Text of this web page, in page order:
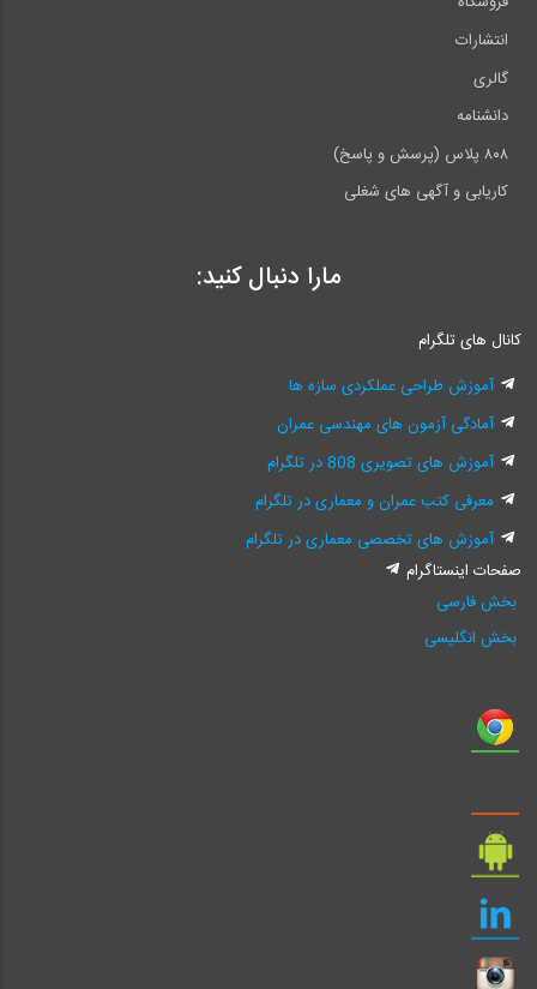
انتشارات
گالری
دانشنامه
۸۰۸ پلاس (پرسش و پاسخ)
کاریابی و آگهی های شغلی
مارا دنبال کنید:
کانال های تلگرام
آموزش طراحی عملکردی سازه ها
آمادگی آزمون های مهندسی عمران
آموزش های تصویری 808 در تلگرام
معرفی کتب عمران و معماری در تلگرام
آموزش های تخصصی معماری در تلگرام
صفحات اینستاگرام
بخش فارسی
بخش انگلیسی